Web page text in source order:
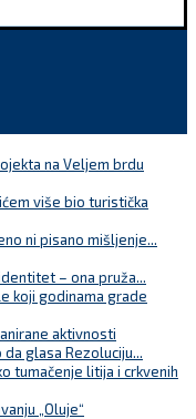
na Veljem brdu
više bio turistička
ni pisano mišljenje...
– ona pruža...
koji godinama grade
aktivnosti
glasa Rezoluciju...
tumačenje litija i crkvenih
„Oluje“